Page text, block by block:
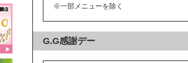
※一部メニューを除く
G.G感謝デー